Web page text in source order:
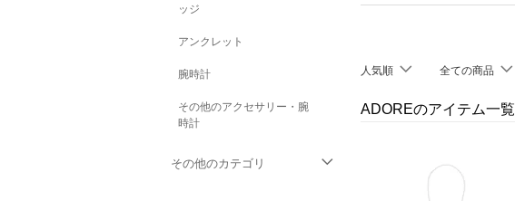
ッジ
アンクレット
腕時計
その他のアクセサリー・腕
時計
その他のカテゴリ
人気順 全ての商品
ADOREのアイテム一覧